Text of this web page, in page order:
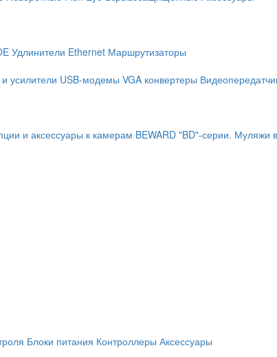
Удлинители Ethernet Маршрутизаторы
усилители USB-модемы VGA конвертеры
и аксессуары к камерам BEWARD "BD"-серии. Муляжи
Блоки питания Контроллеры Аксессуары